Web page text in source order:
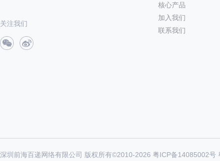
关注我们
核心产品
加入我们
联系我们
深圳前海百递网络有限公司 版权所有©2010-2026 粤ICP备14085002号